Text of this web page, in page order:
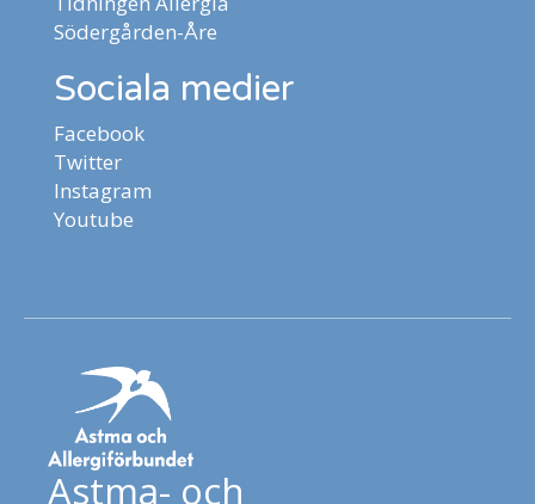
Södergården-Åre
Sociala medier
Facebook
Twitter
Instagram
Youtube
Astma- och